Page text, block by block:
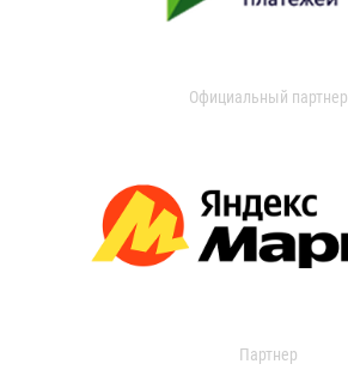
Официальный партнер
Партнер